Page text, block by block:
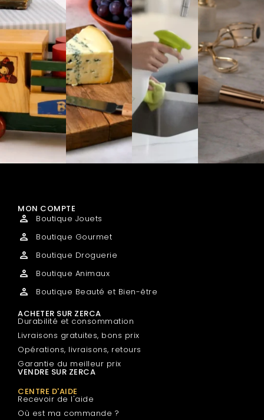
MON COMPTE
Boutique Jouets
Boutique Gourmet
Boutique Droguerie
Boutique Animaux
Boutique Beauté et Bien-être
ACHETER SUR ZERCA
Durabilité et consommation
Livraisons gratuites, bons prix
Opérations, livraisons, retours
Garantie du meilleur prix
VENDRE SUR ZERCA
CENTRE D'AIDE
Recevoir de l'aide
Où est ma commande ?